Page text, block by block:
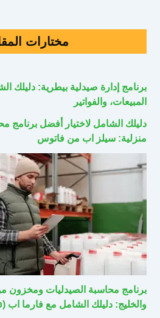
مختارات
برنامج إدارة صيدلية بيطرية: دليلك
المبيعات، والفواتير
دليلك الشامل لاختيار أفضل برنامج
منزلية: سيلز اب من فاتوس
برنامج محاسبة الصيدليات ومخزون
والخليج: دليلك الشامل مع فارما اب (PharmUp)